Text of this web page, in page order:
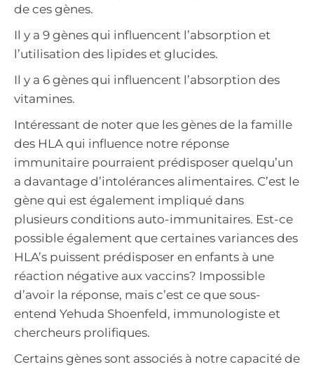
de ces gènes.
Il y a 9 gènes qui influencent l’absorption et
l’utilisation des lipides et glucides.
Il y a 6 gènes qui influencent l’absorption des
vitamines.
Intéressant de noter que les gènes de la famille
des HLA qui influence notre réponse
immunitaire pourraient prédisposer quelqu’un
a davantage d’intolérances alimentaires. C’est le
gène qui est également impliqué dans
plusieurs conditions auto-immunitaires. Est-ce
possible également que certaines variances des
HLA’s puissent prédisposer en enfants à une
réaction négative aux vaccins? Impossible
d’avoir la réponse, mais c’est ce que sous-
entend Yehuda Shoenfeld, immunologiste et
chercheurs prolifiques.
Certains gènes sont associés à notre capacité de